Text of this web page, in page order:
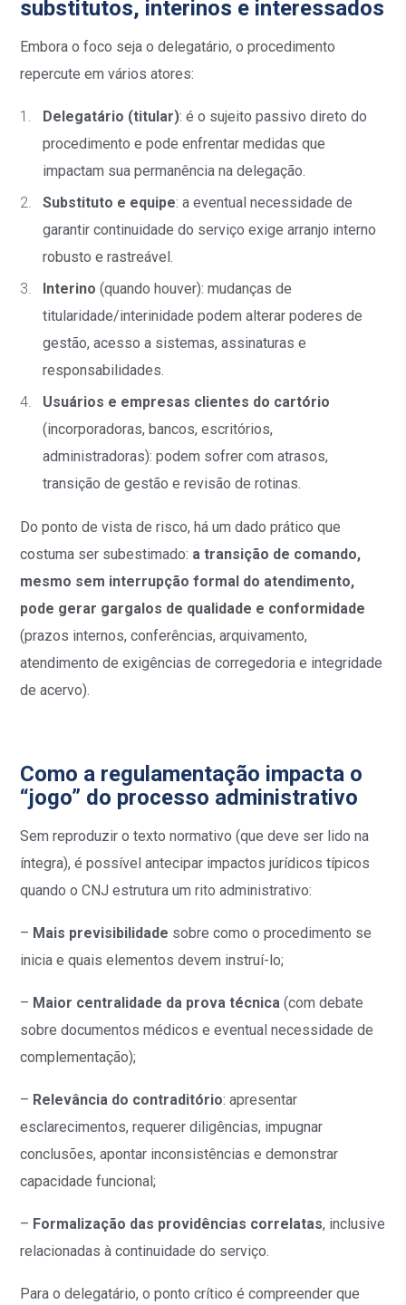
substitutos, interinos e interessados
Embora o foco seja o delegatário, o procedimento
repercute em vários atores:
Delegatário (titular): é o sujeito passivo direto do
procedimento e pode enfrentar medidas que
impactam sua permanência na delegação.
Substituto e equipe: a eventual necessidade de
garantir continuidade do serviço exige arranjo interno
robusto e rastreável.
Interino (quando houver): mudanças de
titularidade/interinidade podem alterar poderes de
gestão, acesso a sistemas, assinaturas e
responsabilidades.
Usuários e empresas clientes do cartório
(incorporadoras, bancos, escritórios,
administradoras): podem sofrer com atrasos,
transição de gestão e revisão de rotinas.
Do ponto de vista de risco, há um dado prático que
costuma ser subestimado: a transição de comando,
mesmo sem interrupção formal do atendimento,
pode gerar gargalos de qualidade e conformidade
(prazos internos, conferências, arquivamento,
atendimento de exigências de corregedoria e integridade
de acervo).
Como a regulamentação impacta o
“jogo” do processo administrativo
Sem reproduzir o texto normativo (que deve ser lido na
íntegra), é possível antecipar impactos jurídicos típicos
quando o CNJ estrutura um rito administrativo:
– Mais previsibilidade sobre como o procedimento se
inicia e quais elementos devem instruí-lo;
– Maior centralidade da prova técnica (com debate
sobre documentos médicos e eventual necessidade de
complementação);
– Relevância do contraditório: apresentar
esclarecimentos, requerer diligências, impugnar
conclusões, apontar inconsistências e demonstrar
capacidade funcional;
– Formalização das providências correlatas, inclusive
relacionadas à continuidade do serviço.
Para o delegatário, o ponto crítico é compreender que